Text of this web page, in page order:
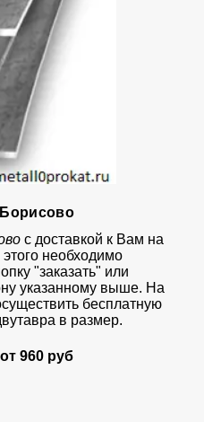
с доставкой к Вам на
необходимо
"заказать" или
указанному выше. На
бесплатную
в размер.
от960 руб